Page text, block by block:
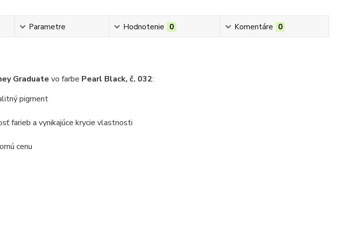
Parametre Hodnotenie 0 Komentáre 0
Graduate vo farbe Pearl Black, č. 032:
pigment
farieb a vynikajúce krycie vlastnosti
cenu